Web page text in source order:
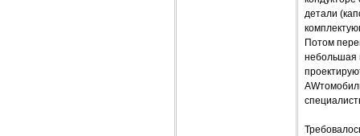
детали
Потом
небольшая